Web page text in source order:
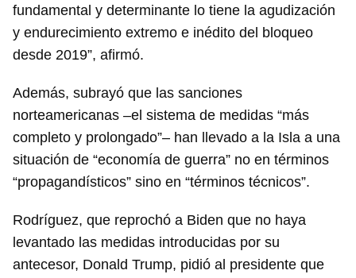
Guardar como favorito
Para poder guardar como favorito, primero has de
iniciar sesión con tu cuenta de 14ymedio.
INICIAR SESIÓN
fundamental y determinante lo tiene la agudización
y endurecimiento extremo e inédito del bloqueo
desde 2019”, afirmó.
Además, subrayó que las sanciones
norteamericanas –el sistema de medidas “más
completo y prolongado”– han llevado a la Isla a una
situación de “economía de guerra” no en términos
“propagandísticos” sino en “términos técnicos”.
Rodríguez, que reprochó a Biden que no haya
levantado las medidas introducidas por su
antecesor, Donald Trump, pidió al presidente que